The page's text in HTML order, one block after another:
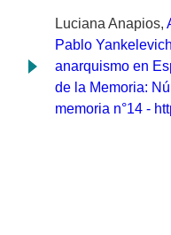
Luciana Anapios,
Pablo
anarquismo en
de la Memoria:
memoria n°14 -